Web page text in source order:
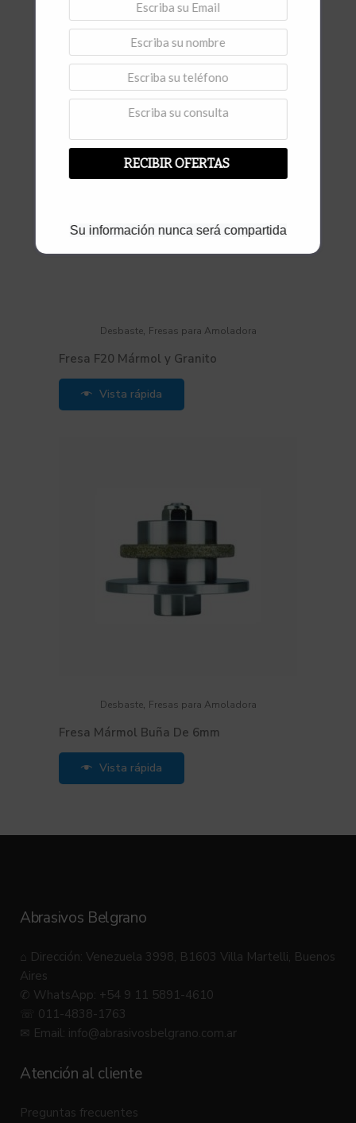
Vista rápida
Desbaste, Fresas para Amoladora
Fresa F20 Mármol y Granito
Vista rápida
Desbaste, Fresas para Amoladora
Fresa Mármol Buña De 6mm
Vista rápida
Abrasivos Belgrano
⌂ Dirección: Venezuela 3998, B1603 Villa Martelli, Buenos
Aires
✆ WhatsApp: +54 9 11 5891-4610
☏ 011-4838-1763
✉ Email: info@abrasivosbelgrano.com.ar
Atención al cliente
Preguntas frecuentes
RECIBIR OFERTAS
Su información nunca será compartida